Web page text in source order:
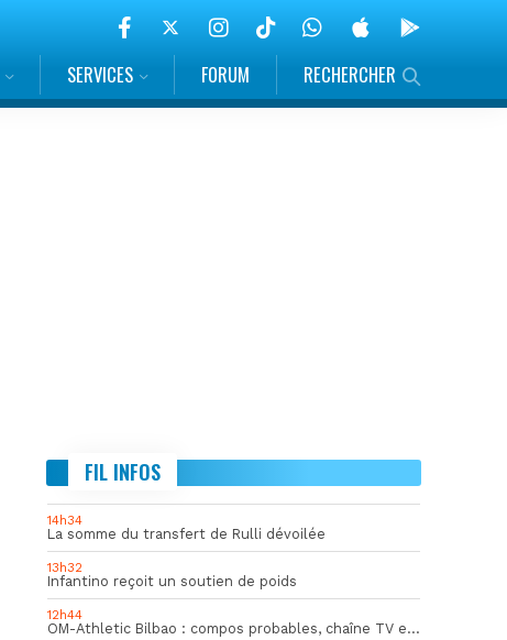
SERVICES FORUM RECHERCHER
FIL INFOS
14h34
La somme du transfert de Rulli dévoilée
13h32
Infantino reçoit un soutien de poids
12h44
OM-Athletic Bilbao : compos probables, chaîne TV et heure du match